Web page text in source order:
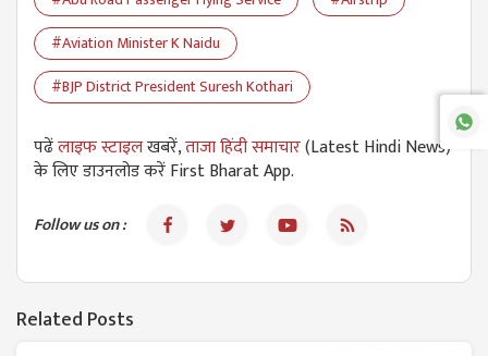
#Aviation Minister K Naidu
#BJP District President Suresh Kothari
पढेंलाइफ स्टाइलखबरें,ताजा हिंदी समाचार(Latest Hindi News)
के लिए डाउनलोड करें First Bharat App.
Follow us on :
Related Posts